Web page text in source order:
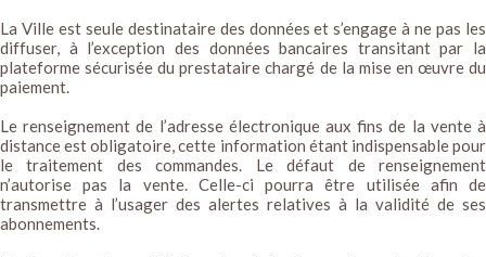
La Ville est seule destinataire des données et s’engage à ne pas les
diffuser, à l’exception des données bancaires transitant par la
plateforme sécurisée du prestataire chargé de la mise en œuvre du
paiement.
Le renseignement de l’adresse électronique aux fins de la vente à
distance est obligatoire, cette information étant indispensable pour
le traitement des commandes. Le défaut de renseignement
n’autorise pas la vente. Celle-ci pourra être utilisée afin de
transmettre à l’usager des alertes relatives à la validité de ses
abonnements.